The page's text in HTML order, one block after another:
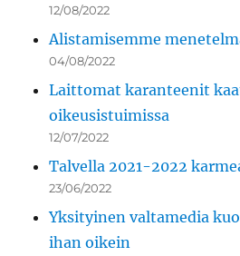
12/08/2022
Alistamisemme
04/08/2022
Laittomat karanteenit
oikeusistuimissa
12/07/2022
Talvella 2021-2022
23/06/2022
Yksityinen valtamedia
ihan oikein